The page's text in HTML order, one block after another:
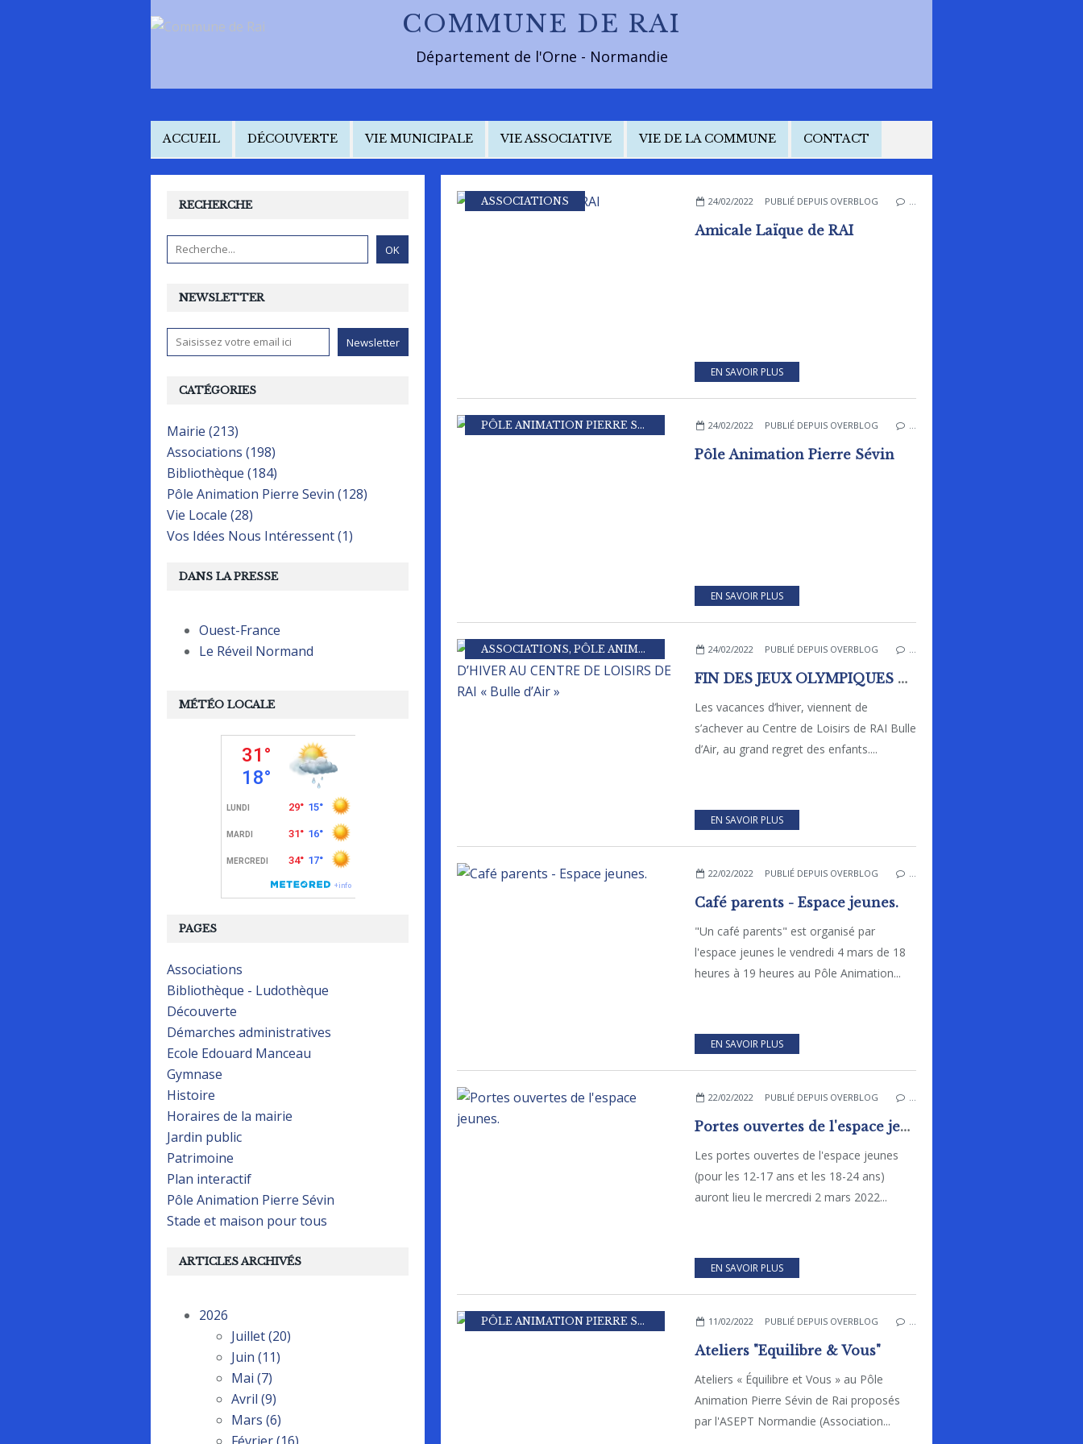
COMMUNE DE RAI
Département de l'Orne - Normandie
ACCUEIL DÉCOUVERTE VIE MUNICIPALE VIE ASSOCIATIVE VIE DE LA COMMUNE CONTACT
ASSOCIATIONS 24/02/2022 PUBLIÉ DEPUIS OVERBLOG …
Amicale Laïque de RAI
EN SAVOIR PLUS
PÔLE ANIMATION PIERRE SEVIN 24/02/2022 PUBLIÉ DEPUIS OVERBLOG …
Pôle Animation Pierre Sévin
EN SAVOIR PLUS
ASSOCIATIONS, PÔLE ANIMATION PIERRE SEVIN 24/02/2022 PUBLIÉ DEPUIS OVERBLOG …
FIN DES JEUX OLYMPIQUES D’HIVER AU CENTRE DE LOISIRS DE RAI « Bulle d’Air »
Les vacances d’hiver, viennent de
s’achever au Centre de Loisirs de RAI Bulle
d’Air, au grand regret des enfants....
EN SAVOIR PLUS
22/02/2022 PUBLIÉ DEPUIS OVERBLOG …
Café parents - Espace jeunes.
"Un café parents" est organisé par
l'espace jeunes le vendredi 4 mars de 18
heures à 19 heures au Pôle Animation...
EN SAVOIR PLUS
22/02/2022 PUBLIÉ DEPUIS OVERBLOG …
Portes ouvertes de l'espace jeunes.
Les portes ouvertes de l'espace jeunes
(pour les 12-17 ans et les 18-24 ans)
auront lieu le mercredi 2 mars 2022...
EN SAVOIR PLUS
PÔLE ANIMATION PIERRE SEVIN 11/02/2022 PUBLIÉ DEPUIS OVERBLOG …
Ateliers "Equilibre & Vous"
Ateliers « Équilibre et Vous » au Pôle
Animation Pierre Sévin de Rai proposés
par l'ASEPT Normandie (Association...
NEWSLETTER
RECHERCHE
PAGES
Associations
Bibliothèque - Ludothèque
Découverte
Démarches administratives
Ecole Edouard Manceau
Gymnase
Histoire
Horaires de la mairie
Jardin public
Patrimoine
Plan interactif
Pôle Animation Pierre Sévin
Stade et maison pour tous
CATÉGORIES
Mairie (213)
Associations (198)
Bibliothèque (184)
Pôle Animation Pierre Sevin (128)
Vie Locale (28)
Vos Idées Nous Intéressent (1)
MÉTÉO LOCALE
DANS LA PRESSE
Ouest-France
Le Réveil Normand
ARTICLES ARCHIVÉS
2026
Juillet(20)
Juin (11)
Mai (7)
Avril (9)
Mars (6)